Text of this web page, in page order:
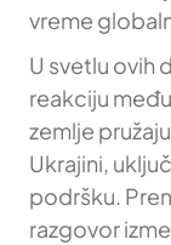
vreme
U svetlu ovih
reakciju
zemlje
Ukrajini,
podršku.
razgovor